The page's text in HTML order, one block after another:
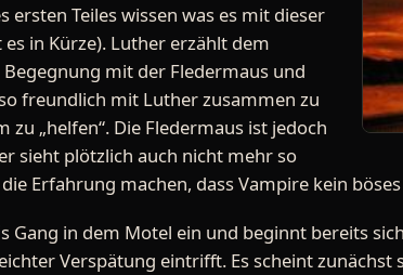
ersten Teiles wissen was es mit dieser
in Kürze). Luther erzählt dem
mit der Fledermaus und
freundlich mit Luther zusammen zu
zu „helfen“. Die Fledermaus ist jedoch
sieht plötzlich auch nicht mehr so
Erfahrung machen, dass Vampire kein
Gang in dem Motel ein und beginnt bereits
Verspätung eintrifft. Es scheint zunächst